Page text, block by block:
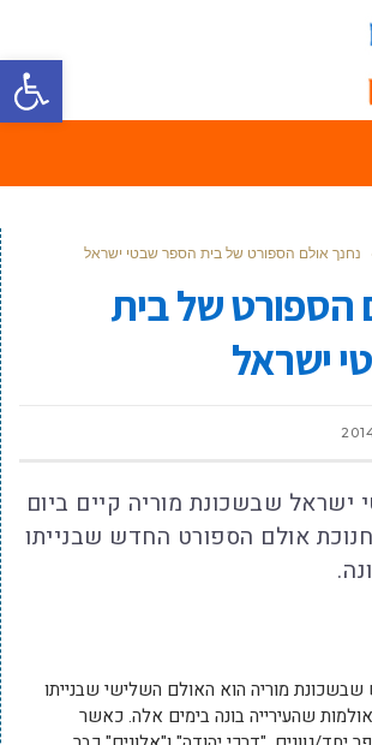
פתח
נחנך אולם הספורט של בית הספר שבטי ישראל
הספורט של בית
ישראל
שבשכונת מוריה קיים ביום
אולם הספורט החדש שבנייתו
מוריה הוא האולם השלישי שבנייתו
שהעירייה בונה בימים אלה. כאשר